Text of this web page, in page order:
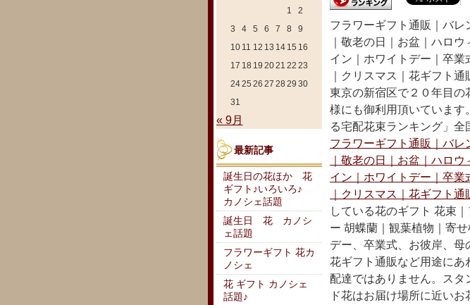
フラワーギフト通販｜バレ
｜敬老の日｜お盆｜ハロ
イン｜ホワイトデー｜卒
｜クリスマス｜花ギフト
東京の新宿区で２０年目の
様にも御利用頂いていま
る宅配花束ランキング」
フラワーギフト通販｜バレ
｜敬老の日｜お盆｜ハロ
イン｜ホワイトデー｜卒
｜クリスマス｜花ギフト
している花のギフト 花束
ー 胡蝶蘭｜観葉植物｜寄
デー、卒業式、お彼岸、母
花ギフト通販など用途にあ
配達ではありません。ス
ド花はお届け場所に近い
1
2
3
4 5 6 7 8
9
10 11 12 13 14 15 16
17 18 19 2021 22 23
2425 26 27 28 29 30
31
« 9月
最新記事
誕生日の花ほか 花
ギフト♪いろいろ♪
カノシェ話題
誕生日 花 カノシ
ェ話題
フラワーギフト 花カ
ノシェ
花 ギフト カノシェ
話題♪